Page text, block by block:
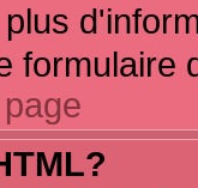
formulaire